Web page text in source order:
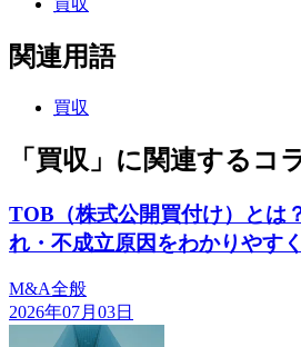
関連用語
買収
「買収」に関連するコ
TOB（株式公開買付け）とは
れ・不成立原因をわかりやす
M&A全般
2026年07月03日